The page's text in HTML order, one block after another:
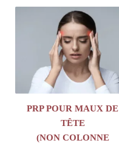
PRP POUR MAUX DE
TÊTE
(NON COLONNE